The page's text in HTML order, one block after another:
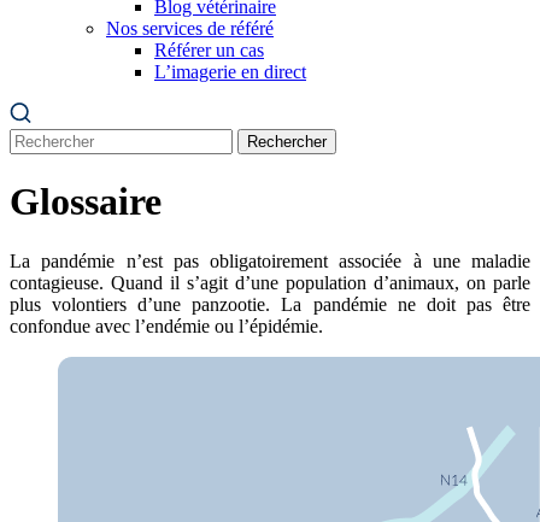
Blog vétérinaire
Nos services de référé
Référer un cas
L’imagerie en direct
Rechercher
Glossaire
La pandémie n’est pas obligatoirement associée à une maladie
contagieuse. Quand il s’agit d’une population d’animaux, on parle
plus volontiers d’une panzootie. La pandémie ne doit pas être
confondue avec l’endémie ou l’épidémie.